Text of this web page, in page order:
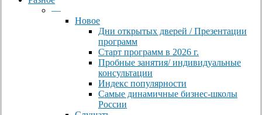
—
Новое
Дни открытых дверей / Презентации
программ
Старт программ в 2026 г.
Пробные занятия/ индивидуальные
консультации
Индекс популярности
Самые динамичные бизнес-школы
России